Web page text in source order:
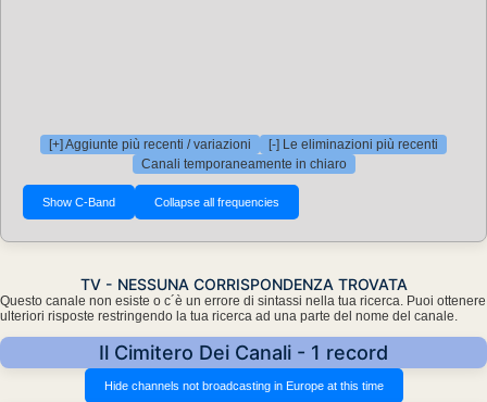
[+] Aggiunte più recenti / variazioni
[-] Le eliminazioni più recenti
Canali temporaneamente in chiaro
TV - NESSUNA CORRISPONDENZA TROVATA
Questo canale non esiste o c´è un errore di sintassi nella tua ricerca. Puoi ottenere
ulteriori risposte restringendo la tua ricerca ad una parte del nome del canale.
Il Cimitero Dei Canali - 1 record